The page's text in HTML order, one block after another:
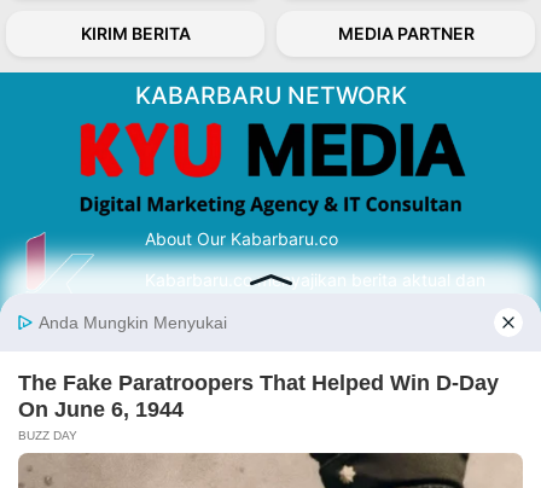
KIRIM BERITA MEDIA PARTNER
KABARBARU NETWORK
About Our Kabarbaru.co
Kabarbaru.co menyajikan berita aktual dan
serta terverifikasi dari sumber yang tepat.
Follow Kabarbaru